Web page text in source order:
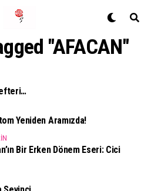
"AFACAN"
Yeniden Aramızda!
Bir Erken Dönem Eseri: Cici